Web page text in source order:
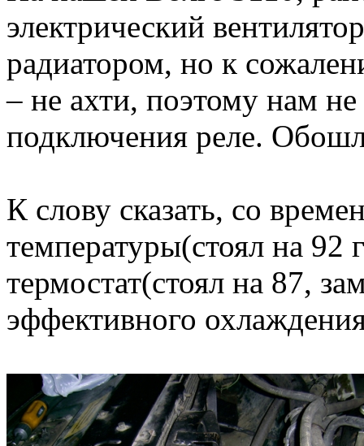
электрический
радиатором, но к
– не ахти, поэтому нам
подключения реле.
К слову сказать, со
температуры(стоял на 92
термостат(стоял на 87,
эффективного